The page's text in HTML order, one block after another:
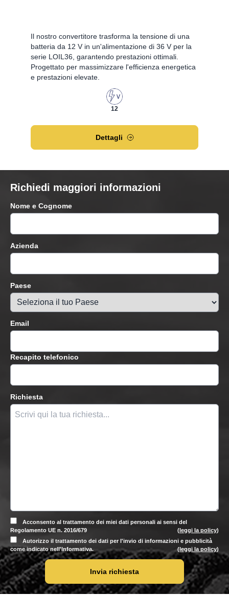
Il nostro convertitore trasforma la tensione di una
batteria da 12 V in un'alimentazione di 36 V per la
serie LOIL36, garantendo prestazioni ottimali.
Progettato per massimizzare l'efficienza energetica
e prestazioni elevate.
12
Dettagli
Richiedi maggiori informazioni
Nome e Cognome
Azienda
Paese
Email
Recapito telefonico
Richiesta
Acconsento al trattamento dei miei dati personali ai sensi del
Regolamento UE n. 2016/679
(leggi la policy)
Autorizzo il trattamento dei dati per l'invio di informazioni e pubblicità
come indicato nell'Informativa.
(leggi la policy)
Invia richiesta